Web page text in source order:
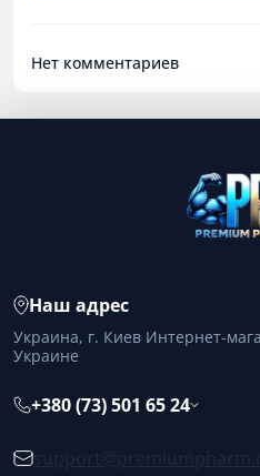
Нет комментариев
Наш адрес
Украина, г. Киев Интернет-
Украине
+380 (73) 501 65 24